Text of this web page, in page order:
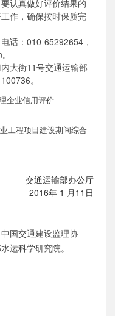
认真做好评价结果的
作，确保按时保质完
话： 010-65292654 ，
。
大街11号交通运输部
100736。
企业信用评价
工程项目建设期间综合
交通运输部办公厅
年 1 月 11 日
国交通建设监理协
运科学研究院。